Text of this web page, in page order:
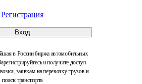
Регистрация
Вход
в России биржа автомобильных
и получите доступ
заявкам на перевозку грузов и
поиск транспорта